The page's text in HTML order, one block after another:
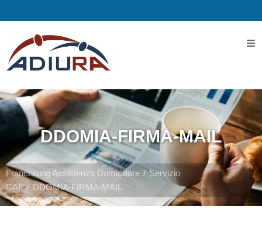
DDOMIA-FIRMA-MAIL
Franchising Assistenza Domiciliare
Servizio
CAF
DDOMIA-FIRMA-MAIL
Home
Servizi
Servizi
Assistenziali
Assistenza
ospedaliera